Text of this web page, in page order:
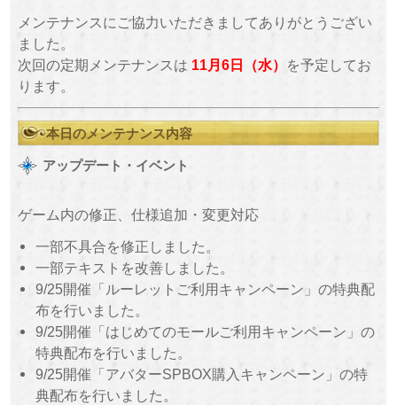
メンテナンスにご協力いただきましてありがとうござい
ました。
次回の定期メンテナンスは 11月6日（水）
を予定してお
ります。
本日のメンテナンス内容
アップデート・イベント
ゲーム内の修正、仕様追加・変更対応
一部不具合を修正しました。
一部テキストを改善しました。
9/25開催「ルーレットご利用キャンペーン」の特典配
布を行いました。
9/25開催「はじめてのモールご利用キャンペーン」の
特典配布を行いました。
9/25開催「アバターSPBOX購入キャンペーン」の特
典配布を行いました。